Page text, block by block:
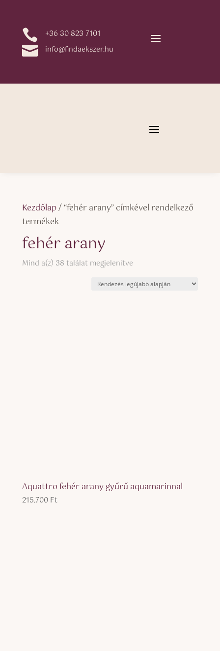
 +36 30 823 7101
 info@findaekszer.hu
Kezdőlap/ “fehér arany” címkével rendelkező
termékek
fehér arany
Mind a(z) 38 találat megjelenítveSorted
latest
Aquattro fehér arany gyűrű aquamarinnal
215.700 Ft